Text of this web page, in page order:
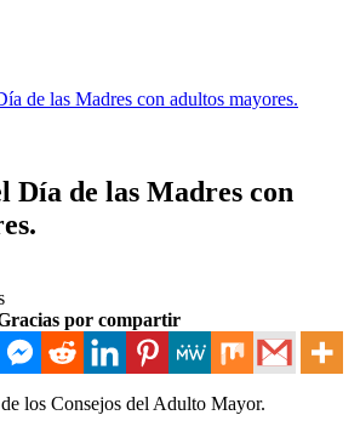
de las Madres con adultos mayores.
Día de las Madres con
por compartir
los Consejos del Adulto Mayor.